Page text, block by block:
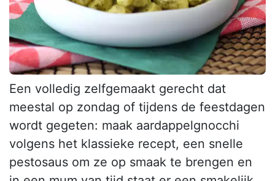
Een volledig zelfgemaakt gerecht dat
meestal op zondag of tijdens de feestdagen
wordt gegeten: maak aardappelgnocchi
volgens het klassieke recept, een snelle
pestosaus om ze op smaak te brengen en